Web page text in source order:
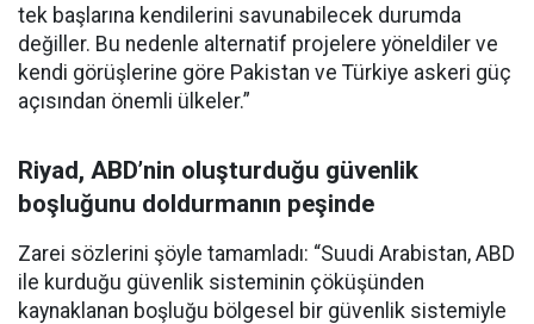
tek başlarına kendilerini savunabilecek durumda
değiller. Bu nedenle alternatif projelere yöneldiler ve
kendi görüşlerine göre Pakistan ve Türkiye askeri güç
açısından önemli ülkeler.”
Riyad, ABD’nin oluşturduğu güvenlik
boşluğunu doldurmanın peşinde
Zarei sözlerini şöyle tamamladı: “Suudi Arabistan, ABD
ile kurduğu güvenlik sisteminin çöküşünden
kaynaklanan boşluğu bölgesel bir güvenlik sistemiyle